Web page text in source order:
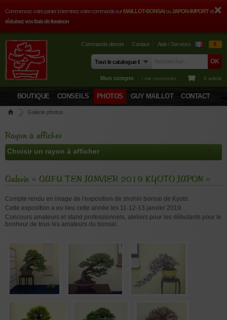
Commencez votre panier ici terminez votre commande surMAILLOT-BONSAIouJAPON-IMPORTet
réduisez vos frais de livraison
Commande directe Contact Aide / Services €
Mon compte › me connecter 0 article
BOUTIQUE CONSEILS PHOTOS GUY MAILLOT CONTACT
Galerie photos
Rayon à afficher
Galerie « GAFU TEN JANVIER 2019 KYOTO JAPON »
Compte rendu en image de l'exposition de shohin bonsai de Kyoto.
Cette exposition a eu lieu cette année les 11-12-13 janvier 2019.
Concours amateurs et stand professionnels, ateliers pour les débutants pour le
bonheur de tous les amateurs du bonsaï.